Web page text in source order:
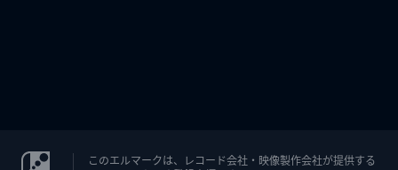
このエルマークは、レコード会社・映像製作会社が提供する